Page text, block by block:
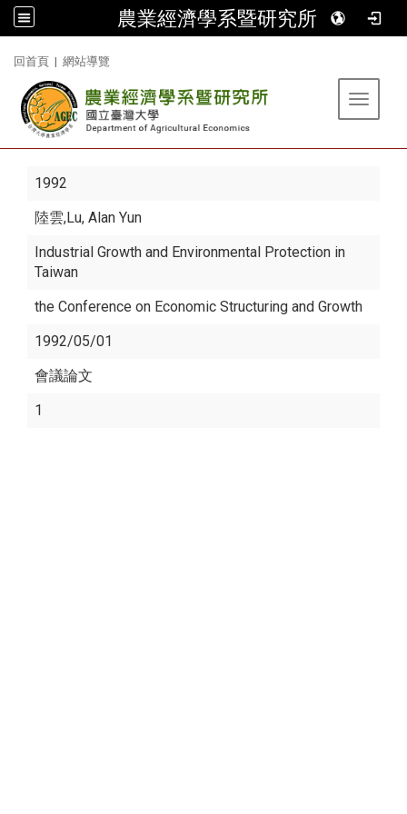
農業經濟學系暨研究所
回首頁 | 網站導覽
Toggle
1992
陸雲,Lu, Alan Yun
Industrial Growth and Environmental Protection in
Taiwan
the Conference on Economic Structuring and Growth
1992/05/01
會議論文
1